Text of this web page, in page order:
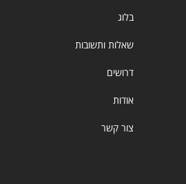
בלוג
שאלות ותשובות
דרושים
אודות
צור קשר